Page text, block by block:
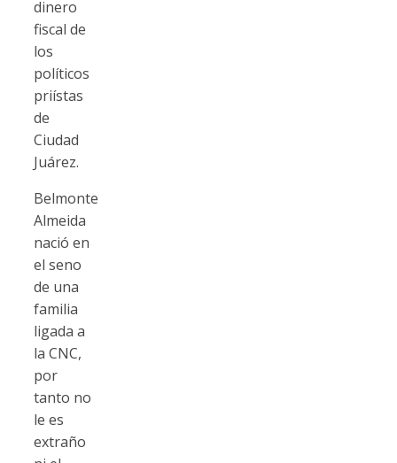
dinero
fiscal de
los
políticos
priístas
de
Ciudad
Juárez.
Belmonte
Almeida
nació en
el seno
de una
familia
ligada a
la CNC,
por
tanto no
le es
extraño